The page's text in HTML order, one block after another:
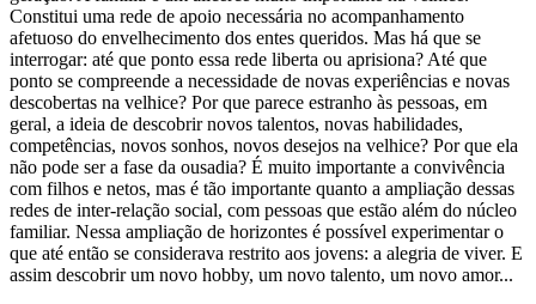
Constitui uma rede de apoio necessária no acompanhamento
afetuoso do envelhecimento dos entes queridos. Mas há que se
interrogar: até que ponto essa rede liberta ou aprisiona? Até que
ponto se compreende a necessidade de novas experiências e novas
descobertas na velhice? Por que parece estranho às pessoas, em
geral, a ideia de descobrir novos talentos, novas habilidades,
competências, novos sonhos, novos desejos na velhice? Por que ela
não pode ser a fase da ousadia? É muito importante a convivência
com filhos e netos, mas é tão importante quanto a ampliação dessas
redes de inter-relação social, com pessoas que estão além do núcleo
familiar. Nessa ampliação de horizontes é possível experimentar o
que até então se considerava restrito aos jovens: a alegria de viver. E
assim descobrir um novo hobby, um novo talento, um novo amor...